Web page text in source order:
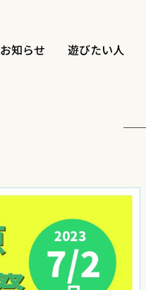
お知らせ 遊びたい人